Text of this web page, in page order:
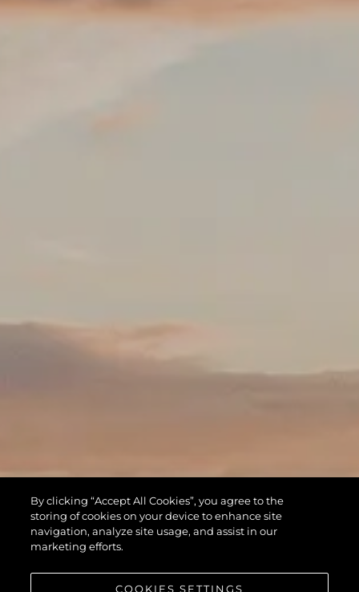
By clicking “Accept All Cookies”, you agree to the
storing of cookies on your device to enhance site
navigation, analyze site usage, and assist in our
marketing efforts.
COOKIES SETTINGS